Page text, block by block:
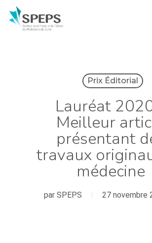
Prix Éditorial
Lauréat
Meilleur
présentant
travaux
médecine
par SPEPS 27 novembre